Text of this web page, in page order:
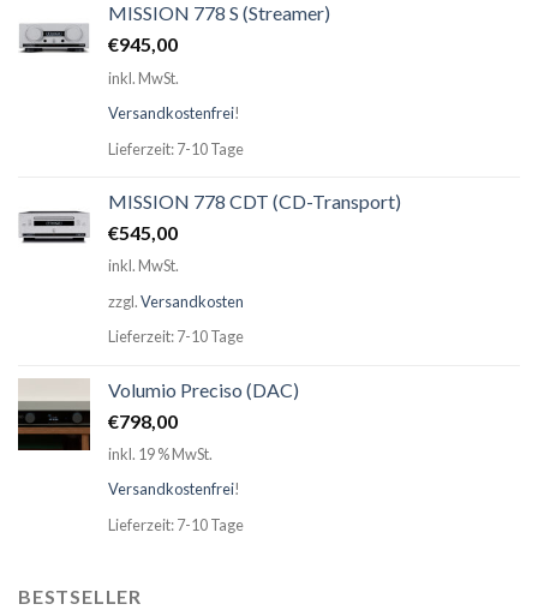
MISSION 778 S (Streamer)
€945,00
inkl. MwSt.
Versandkostenfrei!
Lieferzeit: 7-10 Tage
MISSION 778 CDT (CD-Transport)
€545,00
inkl. MwSt.
zzgl.Versandkosten
Lieferzeit: 7-10 Tage
Volumio Preciso (DAC)
€798,00
inkl. 19 % MwSt.
Versandkostenfrei!
Lieferzeit: 7-10 Tage
BESTSELLER